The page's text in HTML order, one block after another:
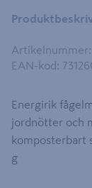
Artikelnummer:
EAN-kod :
Energirik
jordnötter och
komposterbart
g